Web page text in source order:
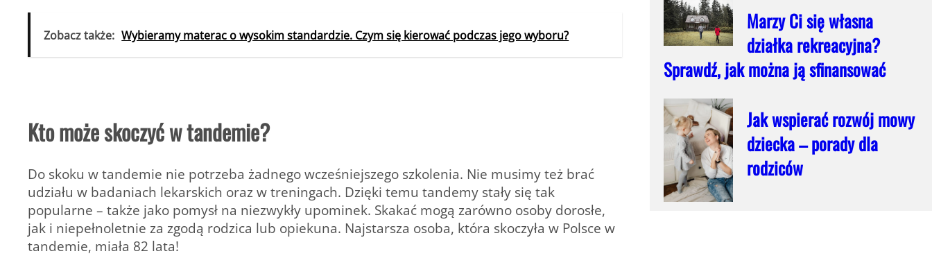
Zobacz także: Wybieramy materac o wysokim standardzie. Czym się kierować podczas jego wyboru?
Kto może skoczyć w tandemie?
Do skoku w tandemie nie potrzeba żadnego wcześniejszego szkolenia. Nie musimy też brać
udziału w badaniach lekarskich oraz w treningach. Dzięki temu tandemy stały się tak
popularne – także jako pomysł na niezwykły upominek. Skakać mogą zarówno osoby dorosłe,
jak i niepełnoletnie za zgodą rodzica lub opiekuna. Najstarsza osoba, która skoczyła w Polsce w
tandemie, miała 82 lata!
Marzy Ci się własna
działka rekreacyjna?
Sprawdź, jak można ją sfinansować
Jak wspierać rozwój mowy
dziecka – porady dla
rodziców